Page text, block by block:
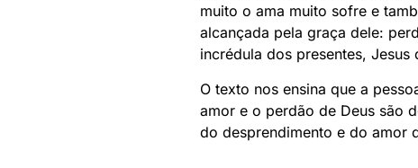
muito o ama muito sofre e
alcançada pela graça dele:
incrédula dos presentes,
O texto nos ensina que a
amor e o perdão de Deus são
do desprendimento e do amor